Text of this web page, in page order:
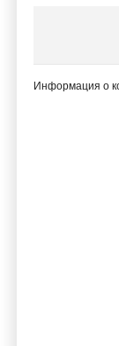
Информация о